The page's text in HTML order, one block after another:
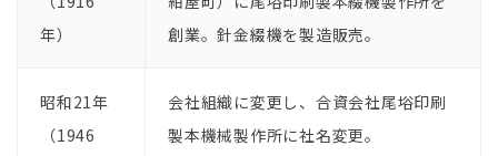
年）
創業。針⾦綴機を製造販売。
昭和21年
（1946
会社組織に変更し、合資会社尾﨏印刷
製本機械製作所に社名変更。